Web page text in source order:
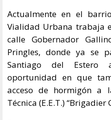
Actualmente en el
Vialidad Urbana trabaja
calle Gobernador
Pringles, donde ya se
Santiago del Estero
oportunidad en que
acceso de hormigón a
Técnica (E.E.T.) “Brigadier